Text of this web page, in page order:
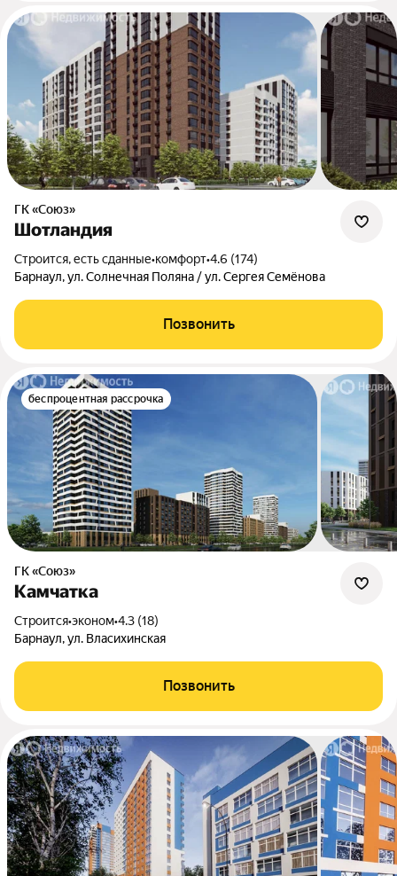
ГК «Союз»
Шотландия
Строится, есть сданные•комфорт•4.6 (174)
Барнаул, ул. Солнечная Поляна / ул. Сергея Семёнова
Позвонить
беспроцентная рассрочка
ГК «Союз»
Камчатка
Строится•эконом•4.3 (18)
Барнаул, ул. Власихинская
Позвонить